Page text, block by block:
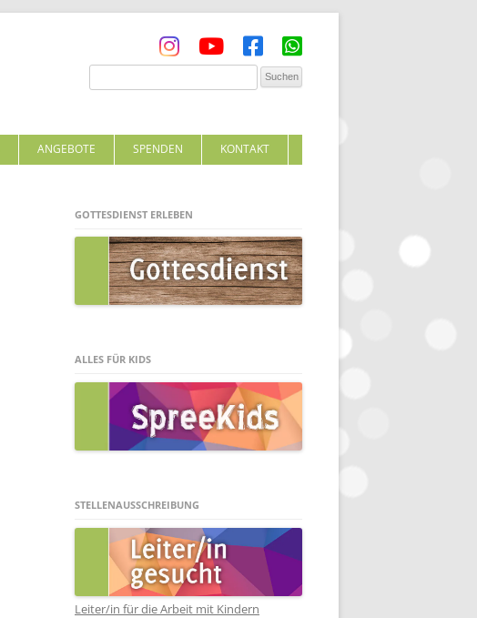
ANGEBOTE SPENDEN KONTAKT
GOTTESDIENST ERLEBEN
ALLES FÜR KIDS
STELLENAUSSCHREIBUNG
Leiter/in für die Arbeit mit Kindern